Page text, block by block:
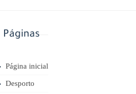
Páginas
Página inicial
Desporto